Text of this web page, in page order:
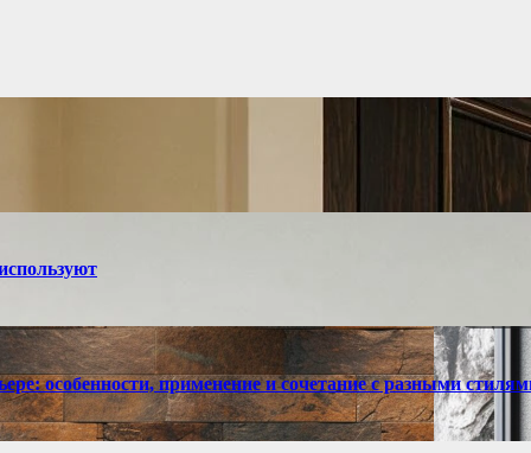
особенности, применение и сочетание с разными